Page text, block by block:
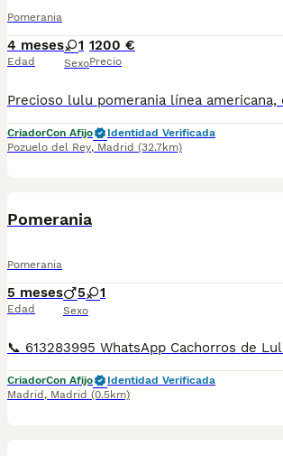
Pomerania
4 meses
Edad
1
Sexo
1200 €
Precio
CriadorCon Afijo
Identidad Verificada
Pozuelo del Rey, Madrid (32.7km)
Pomerania
Pomerania
5 meses
Edad
5 1
Sexo
CriadorCon Afijo
Identidad Verificada
Madrid , Madrid (0.5km)